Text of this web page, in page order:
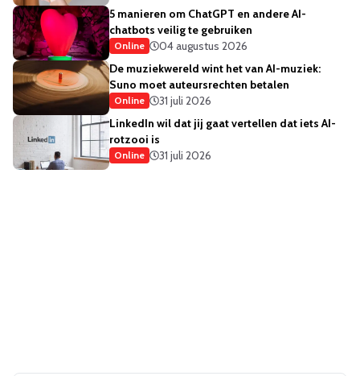
5 manieren om ChatGPT en andere AI-
chatbots veilig te gebruiken
Online
04 augustus 2026
De muziekwereld wint het van AI-muziek:
Suno moet auteursrechten betalen
Online
31 juli 2026
LinkedIn wil dat jij gaat vertellen dat iets AI-
rotzooi is
Online 31 juli 2026